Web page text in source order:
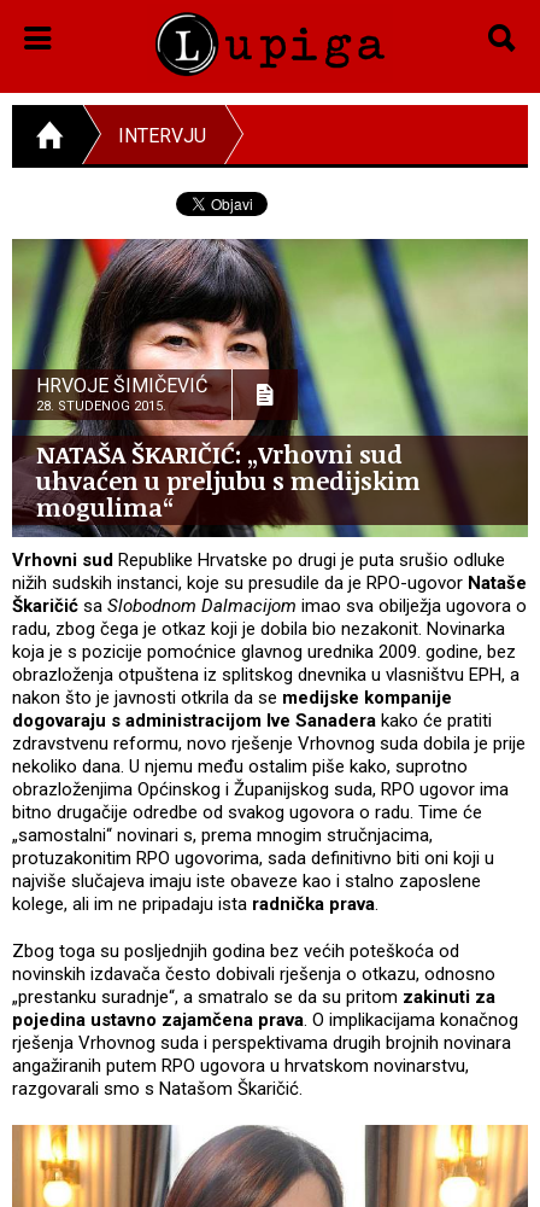
INTERVJU
HRVOJE ŠIMIČEVIĆ
28. STUDENOG 2015.
NATAŠA ŠKARIČIĆ: „Vrhovni sud
uhvaćen u preljubu s medijskim
mogulima“
Vrhovni sud Republike Hrvatske po drugi je puta srušio odluke
nižih sudskih instanci, koje su presudile da je RPO-ugovor Nataše
Škaričić sa Slobodnom Dalmacijom imao sva obilježja ugovora o
radu, zbog čega je otkaz koji je dobila bio nezakonit. Novinarka
koja je s pozicije pomoćnice glavnog urednika 2009. godine, bez
obrazloženja otpuštena iz splitskog dnevnika u vlasništvu EPH, a
nakon što je javnosti otkrila da se medijske kompanije
dogovaraju s administracijom Ive Sanadera kako će pratiti
zdravstvenu reformu, novo rješenje Vrhovnog suda dobila je prije
nekoliko dana. U njemu među ostalim piše kako, suprotno
obrazloženjima Općinskog i Županijskog suda, RPO ugovor ima
bitno drugačije odredbe od svakog ugovora o radu. Time će
„samostalni“ novinari s, prema mnogim stručnjacima,
protuzakonitim RPO ugovorima, sada definitivno biti oni koji u
najviše slučajeva imaju iste obaveze kao i stalno zaposlene
kolege, ali im ne pripadaju ista radnička prava.
Zbog toga su posljednjih godina bez većih poteškoća od
novinskih izdavača često dobivali rješenja o otkazu, odnosno
„prestanku suradnje“, a smatralo se da su pritom zakinuti za
pojedina ustavno zajamčena prava. O implikacijama konačnog
rješenja Vrhovnog suda i perspektivama drugih brojnih novinara
angažiranih putem RPO ugovora u hrvatskom novinarstvu,
razgovarali smo s Natašom Škaričić.